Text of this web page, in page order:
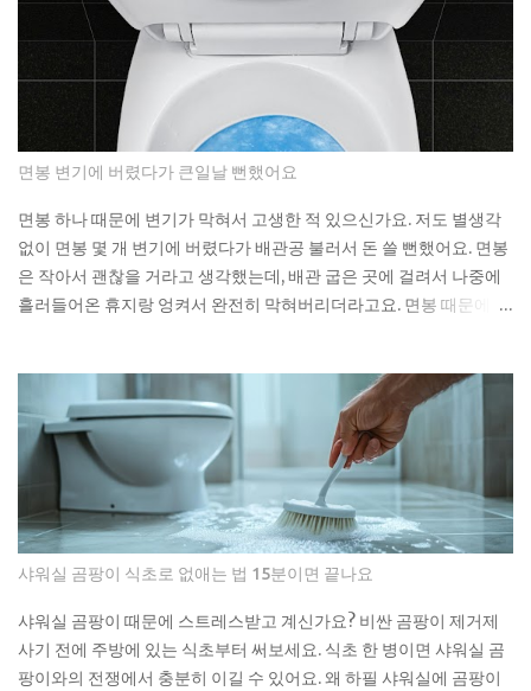
guarantee about what's sitting inside it? Not a lot, as it turns
out. As You Sow's Fossil Free Funds platform ran the
numbers on sustainable funds and found that a large
majority of them hold at least some fossil fuel exposure.
Here's the part that should give you pause: a comparison
sample of non-sustainable funds showed a nearly identical
rate of fossil fuel holdings. Same exposure, different
marketing. The First Trust fund's own paperwork sets a
goal to avoid or limit thermal coal companies.
Morningstar's assessment found the opposite happening in
practice. Meanwh...
면봉 변기에 버렸다가 큰일날 뻔했어요
면봉 하나 때문에 변기가 막혀서 고생한 적 있으신가요. 저도 별생각
없이 면봉 몇 개 변기에 버렸다가 배관공 불러서 돈 쓸 뻔했어요. 면봉
은 작아서 괜찮을 거라고 생각했는데, 배관 굽은 곳에 걸려서 나중에
흘러들어온 휴지랑 엉켜서 완전히 막혀버리더라고요. 면봉 때문에 변
지나 다른 쓰레기들이 계속 쌓이면서 결국 물이 안 내려가게 되는 거
예요. 처음엔 물이 천천히 내려가다가 어느 날 갑자기 아예 안 내려가
더라고요. 뚫어뻥으로 몇 번 시도해봤는데 소용없었어요. 결국 배관
공한테 연락했더니 면봉이랑 물티슈가 엉켜있었대요. 생각해보면 면
봉뿐만 아니라 이런 것들도 변기에 버리면 안 돼요: 물티슈나 각종 티
슈류 치실이나 이쑤시개 담배꽁초 머리카락 뭉치 콘돔이나 생리대 실
제로 변기에 버리면 안 되는 것들 물티슈는 특히 조심해야 해요. 물에
녹는다고 광고하는 제품도 있지만, 실제로는 잘 안 녹아요. 한 번은 친
구네 집에서 물티슈 때문에 변기가 막혀서 온 가족이 고생한 걸 봤어
요. 라면 국물이나 기름기 있는 음식물도 변기에 버리면 안 돼요. 처음
엔 괜찮은 것 같아도 배관 안에서 굳으면서 점점 좁아지거든요. 특히
샤워실 곰팡이 식초로 없애는 법 15분이면 끝나요
샤워실 곰팡이 때문에 스트레스받고 계신가요? 비싼 곰팡이 제거제
사기 전에 주방에 있는 식초부터 써보세요. 식초 한 병이면 샤워실 곰
팡이와의 전쟁에서 충분히 이길 수 있어요. 왜 하필 샤워실에 곰팡이